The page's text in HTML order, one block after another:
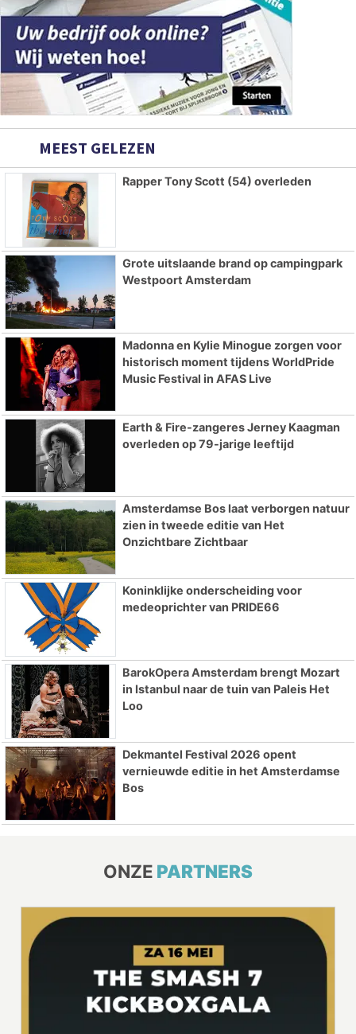
MEEST GELEZEN
Rapper Tony Scott (54) overleden
Grote uitslaande brand op campingpark
Westpoort Amsterdam
Madonna en Kylie Minogue zorgen voor
historisch moment tijdens WorldPride
Music Festival in AFAS Live
Earth & Fire-zangeres Jerney Kaagman
overleden op 79-jarige leeftijd
Amsterdamse Bos laat verborgen natuur
zien in tweede editie van Het
Onzichtbare Zichtbaar
Koninklijke onderscheiding voor
medeoprichter van PRIDE66
BarokOpera Amsterdam brengt Mozart
in Istanbul naar de tuin van Paleis Het
Loo
Dekmantel Festival 2026 opent
vernieuwde editie in het Amsterdamse
Bos
ONZE PARTNERS